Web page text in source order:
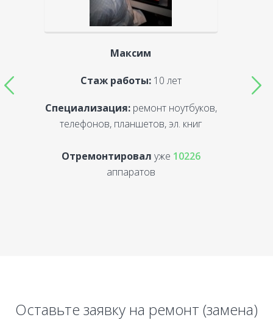
Максим
Стаж работы:10 лет
Специализация:ремонт ноутбуков,
телефонов, планшетов, эл. книг
Отремонтировал уже 10226
аппаратов
Оставьте заявку на ремонт (замена)